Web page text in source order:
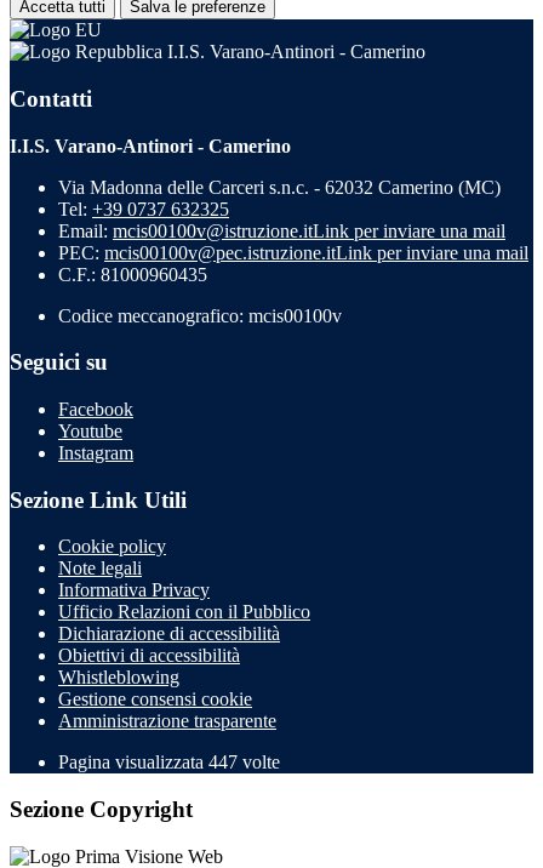
Accetta tutti Salva le preferenze
I.I.S. Varano-Antinori - Camerino
Contatti
I.I.S. Varano-Antinori - Camerino
Via Madonna delle Carceri s.n.c. - 62032 Camerino (MC)
Tel: +39 0737 632325
Email: mcis00100v@istruzione.itLink per inviare una mail
PEC: mcis00100v@pec.istruzione.itLink per inviare una mail
C.F.: 81000960435
Codice meccanografico: mcis00100v
Seguici su
Facebook
Youtube
Instagram
Sezione Link Utili
Cookie policy
Note legali
Informativa Privacy
Ufficio Relazioni con il Pubblico
Dichiarazione di accessibilità
Obiettivi di accessibilità
Whistleblowing
Gestione consensi cookie
Amministrazione trasparente
Pagina visualizzata 447 volte
Sezione Copyright